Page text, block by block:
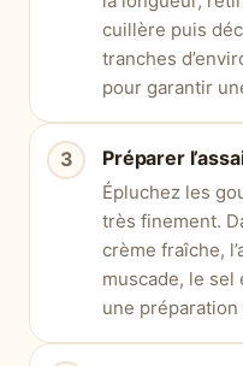
cuillère puis
tranches
pour garantir
Préparer
Épluchez les
très finement.
crème fraîche,
muscade, le sel
une